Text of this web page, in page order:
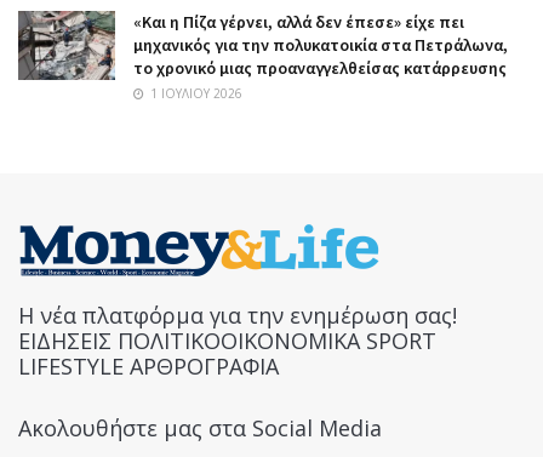
«Και η Πίζα γέρνει, αλλά δεν έπεσε» είχε πει
μηχανικός για την πολυκατοικία στα Πετράλωνα,
το χρονικό μιας προαναγγελθείσας κατάρρευσης
1 ΙΟΥΛΊΟΥ 2026
Η νέα πλατφόρμα για την ενημέρωση σας!
ΕΙΔΗΣΕΙΣ ΠΟΛΙΤΙΚΟΟΙΚΟΝΟΜΙΚΑ SPORT
LIFESTYLE ΑΡΘΡΟΓΡΑΦΙΑ
Ακολουθήστε μας στα Social Media